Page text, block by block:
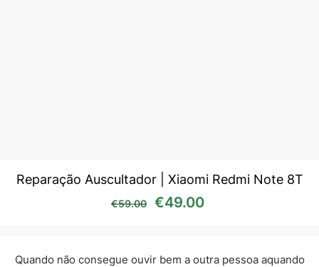
Reparação Auscultador | Xiaomi Redmi Note 8T
€59.00 O preço original era:
€49.00
Quando não consegue ouvir bem a outra pessoa aquando